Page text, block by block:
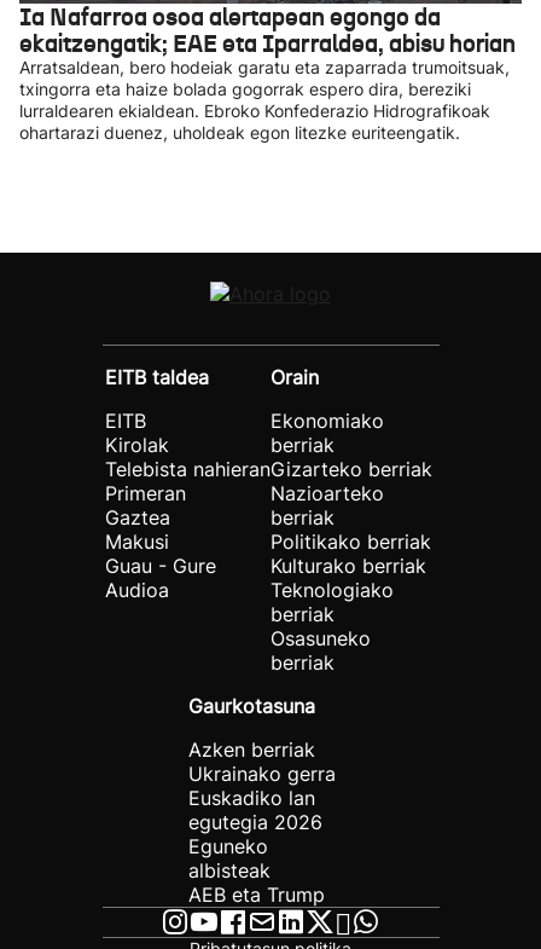
Ia Nafarroa osoa alertapean egongo da
ekaitzengatik; EAE eta Iparraldea, abisu horian
Arratsaldean, bero hodeiak garatu eta zaparrada trumoitsuak,
txingorra eta haize bolada gogorrak espero dira, bereziki
lurraldearen ekialdean. Ebroko Konfederazio Hidrografikoak
ohartarazi duenez, uholdeak egon litezke euriteengatik.
EITB taldea
EITB
Kirolak
Telebista nahieran
Primeran
Gaztea
Makusi
Guau - Gure
Audioa
Orain
Ekonomiako
berriak
Gizarteko berriak
Nazioarteko
berriak
Politikako berriak
Kulturako berriak
Teknologiako
berriak
Osasuneko
berriak
Gaurkotasuna
Azken berriak
Ukrainako gerra
Euskadiko lan
egutegia 2026
Eguneko
albisteak
AEB eta Trump